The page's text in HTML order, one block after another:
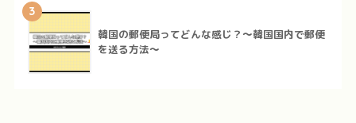
3
韓国の郵便局ってどんな感じ？～韓国国内で郵便
を送る方法～